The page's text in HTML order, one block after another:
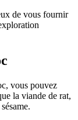
de vous fournir
vous pouvez
la viande de rat,